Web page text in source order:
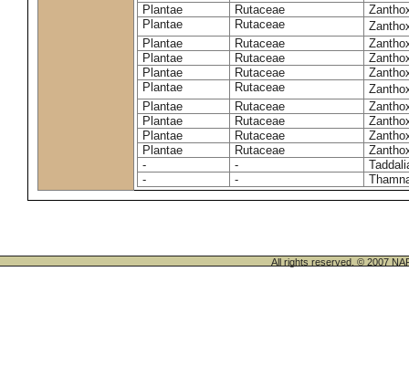
Plantae
Rutaceae
Plantae
Rutaceae
Plantae
Rutaceae
Plantae
Rutaceae
Plantae
Rutaceae
Plantae
Rutaceae
Plantae
Rutaceae
Plantae
Rutaceae
Plantae
Rutaceae
Plantae
Rutaceae
-
-
-
-
All rights reserved. © 2007